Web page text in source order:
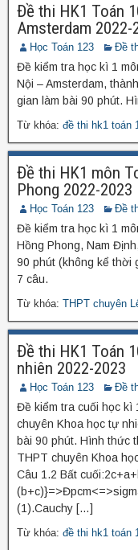
Đề thi HK1 Toán
Amsterdam 2022-
Học Toán 123 Đề
Đề kiểm tra học kì 1
Nội – Amsterdam,
gian làm bài 90 phút.
Từ khóa: đề thi hk1 toán
Đề thi HK1 môn
Phong 2022-2023
Học Toán 123 Đề
Đề kiểm tra học kì 1
Hồng Phong, Nam
90 phút (không kể thời
7 câu.
Từ khóa: THPT chuyên
Đề thi HK1 Toán
nhiên 2022-2023
Học Toán 123 Đề
Đề kiểm tra cuối học kì
chuyên Khoa học tự
bài 90 phút. Hình thức
THPT chuyên Khoa
Câu 1.2 Bất
(1).Cauchy […]
Từ khóa: đề thi hk1 toán